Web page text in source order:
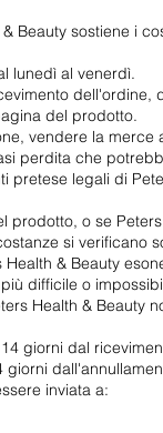
Beauty sostiene i
lunedì al venerdì.
dell'ordine,
del prodotto.
vendere la merce
perdita che
pretese legali di
prodotto, o se Peters
si verificano
& Beauty
difficile o
Health & Beauty
giorni dal
inviata a: